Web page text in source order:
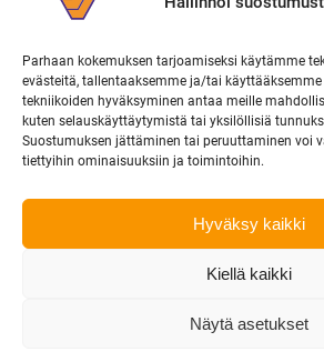
Parhaan kokemuksen tarjoamiseksi käytämme
evästeitä, tallentaaksemme ja/tai
tekniikoiden hyväksyminen antaa meille
kuten selauskäyttäytymistä tai yksilöllisiä
Suostumuksen jättäminen tai peruuttaminen voi
tiettyihin ominaisuuksiin ja toimintoihin.
Hyväksy kaikki
Kiellä kaikki
Näytä asetukset
OTTELUINFO
UUTISET
YRITYKSILLE
MEDIALLE
toimisto@superjymy.fi|